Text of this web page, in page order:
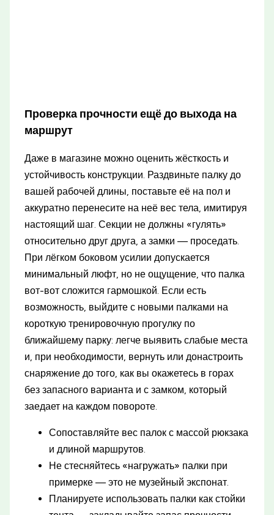
Проверка прочности ещё до выхода на
маршрут
Даже в магазине можно оценить жёсткость и
устойчивость конструкции. Раздвиньте палку до
вашей рабочей длины, поставьте её на пол и
аккуратно перенесите на неё вес тела, имитируя
настоящий шаг. Секции не должны «гулять»
относительно друг друга, а замки — проседать.
При лёгком боковом усилии допускается
минимальный люфт, но не ощущение, что палка
вот-вот сложится гармошкой. Если есть
возможность, выйдите с новыми палками на
короткую тренировочную прогулку по
ближайшему парку: легче выявить слабые места
и, при необходимости, вернуть или донастроить
снаряжение до того, как вы окажетесь в горах
без запасного варианта и с замком, который
заедает на каждом повороте.
Сопоставляйте вес палок с массой рюкзака
и длиной маршрутов.
Не стесняйтесь «нагружать» палки при
примерке — это не музейный экспонат.
Планируете использовать палки как стойки